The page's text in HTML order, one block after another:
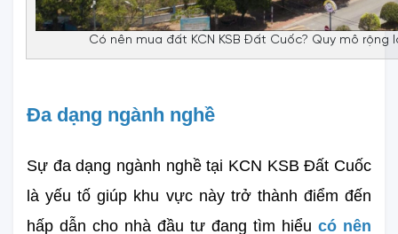
Có nên mua đất KCN KSB Đất Cuốc? Quy mô
Đa dạng ngành nghề
Sự đa dạng ngành nghề tại KCN KSB Đất Cuốc
là yếu tố giúp khu vực này trở thành điểm đến
hấp dẫn cho nhà đầu tư đang tìm hiểu có nên